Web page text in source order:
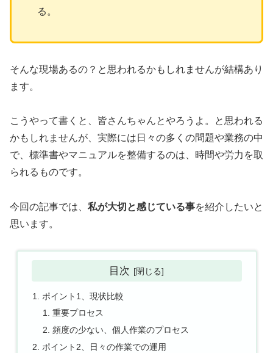
る。
そんな現場あるの？と思われるかもしれませんが結構あり
ます。
こうやって書くと、皆さんちゃんとやろうよ。と思われる
かもしれませんが、実際には日々の多くの問題や業務の中
で、標準書やマニュアルを整備するのは、時間や労力を取
られるものです。
今回の記事では、 私が大切と感じている事を紹介したいと
思います。
目次
ポイント1、現状比較
重要プロセス
頻度の少ない、個人作業のプロセス
ポイント2、日々の作業での運用